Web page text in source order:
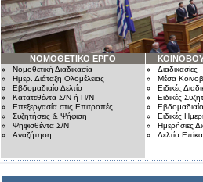
ΝΟΜΟΘΕΤΙΚΟ ΕΡΓΟ
Νομοθετική Διαδικασία
Ημερ. Διάταξη Ολομέλειας
Εβδομαδιαίο Δελτίο
Κατατεθέντα Σ/Ν ή Π/Ν
Επεξεργασία στις Επιτροπές
Συζητήσεις & Ψήφιση
Ψηφισθέντα Σ/Ν
Αναζήτηση
Διαδικασίες
Μέσα
Ειδικές
Ειδικές
Εβδομαδιαίο
Ειδικές
Ημερήσιες
Δελτίο